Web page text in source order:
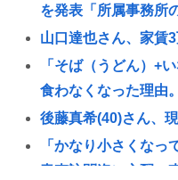
を発表「所属事務所
山口達也さん、家賃
「そば（うどん）+
食わなくなった理由。
後藤真希(40)さん、
「かなり小さくな
青森訪問姿に心配の